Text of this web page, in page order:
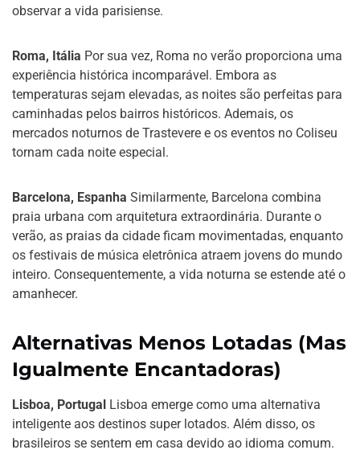
observar a vida parisiense.
Roma, Itália Por sua vez, Roma no verão proporciona uma
experiência histórica incomparável. Embora as
temperaturas sejam elevadas, as noites são perfeitas para
caminhadas pelos bairros históricos. Ademais, os
mercados noturnos de Trastevere e os eventos no Coliseu
tornam cada noite especial.
Barcelona, Espanha Similarmente, Barcelona combina
praia urbana com arquitetura extraordinária. Durante o
verão, as praias da cidade ficam movimentadas, enquanto
os festivais de música eletrônica atraem jovens do mundo
inteiro. Consequentemente, a vida noturna se estende até o
amanhecer.
Alternativas Menos Lotadas (Mas
Igualmente Encantadoras)
Lisboa, Portugal Lisboa emerge como uma alternativa
inteligente aos destinos super lotados. Além disso, os
brasileiros se sentem em casa devido ao idioma comum.